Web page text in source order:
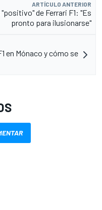
ARTÍCULO ANTERIOR
de Ferrari F1: "Es
pronto para ilusionarse"
en Mónaco y cómo se